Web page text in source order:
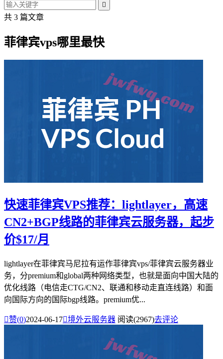

共 3 篇文章
菲律宾vps哪里最快
快速菲律宾VPS推荐：lightlayer，高速
CN2+BGP线路的菲律宾云服务器，起步
价$17/月
lightlayer在菲律宾马尼拉有运作菲律宾vps/菲律宾云服务器业
务，分premium和global两种网络类型，也就是面向中国大陆的
优化线路（电信走CTG/CN2、联通和移动走直连线路）和面
向国际方向的国际bgp线路。premium优...
赞(0)2024-06-17境外云服务器 阅读(2967)去评论